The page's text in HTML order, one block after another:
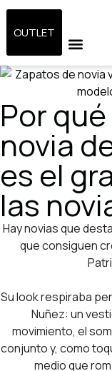
OUTLET
Por
novia
es el
las
Hay novias que
que consiguen
Su look respiraba
Nuñez: un
movimiento, el
conjunto y, como
medio que